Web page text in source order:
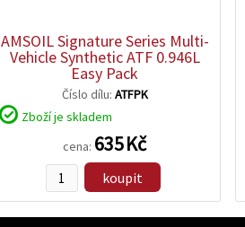
AMSOIL Signature Series Multi-
Vehicle Synthetic ATF 0.946L
Easy Pack
cena: 635 Kč
Číslo dílu: ATFPK
koupit
Zboží je skladem